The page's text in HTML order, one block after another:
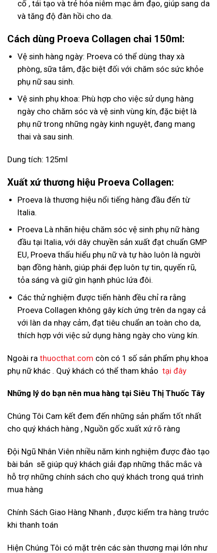
cố , tái tạo và trẻ hóa niêm mạc âm đạo, giúp sang da
và tăng độ đàn hồi cho da.
Cách dùng Proeva Collagen chai 150ml:
Vệ sinh hàng ngày: Proeva có thể dùng thay xà
phòng, sữa tắm, đặc biệt đối với chăm sóc sức khỏe
phụ nữ sau sinh.
Vệ sinh phụ khoa: Phù hợp cho việc sử dụng hàng
ngày cho chăm sóc và vệ sinh vùng kín, đặc biệt là
phụ nữ trong những ngày kinh nguyệt, đang mang
thai và sau sinh.
Dung tích: 125ml
Xuất xứ thương hiệu Proeva Collagen:
Proeva là thương hiệu nổi tiếng hàng đầu đến từ
Italia.
Proeva Là nhãn hiệu chăm sóc vệ sinh phụ nữ hàng
đầu tại Italia, với dây chuyền sản xuất đạt chuẩn GMP
EU, Proeva thấu hiểu phụ nữ và tự hào luôn là người
bạn đồng hành, giúp phái đẹp luôn tự tin, quyến rũ,
tỏa sáng và giữ gìn hạnh phúc lứa đôi.
Các thử nghiệm được tiến hành đều chỉ ra rằng
Proeva Collagen không gây kích ứng trên da ngay cả
với làn da nhạy cảm, đạt tiêu chuẩn an toàn cho da,
thích hợp với việc sử dụng hàng ngày cho vùng kín.
Ngoài ra thuocthat.com còn có 1 số sản phẩm phụ khoa
phụ nữ khác . Quý khách có thể tham khảo tại đây
Những lý do bạn nên mua hàng tại Siêu Thị Thuốc Tây
Chúng Tôi Cam kết đem đến những sản phẩm tốt nhất
cho quý khách hàng , Nguồn gốc xuất xứ rõ ràng
Đội Ngũ Nhân Viên nhiều năm kinh nghiệm được đào tạo
bài bản sẽ giúp quý khách giải đạp những thắc mắc và
hỗ trợ những chính sách cho quý khách trong quá trình
mua hàng
Chính Sách Giao Hàng Nhanh , được kiểm tra hàng trước
khi thanh toán
Hiện Chúng Tôi có mặt trên các sàn thương mại lớn như